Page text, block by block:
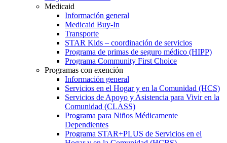
Medicaid
Información general
Medicaid Buy-In
Transporte
STAR Kids – coordinación de servicios
Programa de primas de seguro médico (HIPP)
Programa Community First Choice
Programas con exención
Información general
Servicios en el Hogar y en la Comunidad (HCS)
Servicios de Apoyo y Asistencia para Vivir en la
Comunidad (CLASS)
Programa para Niños Médicamente
Dependientes
Programa STAR+PLUS de Servicios en el